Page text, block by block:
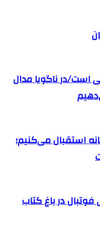
است/در ناگویا مدال
استقبال می‌کنیم؛
در باغ کتاب